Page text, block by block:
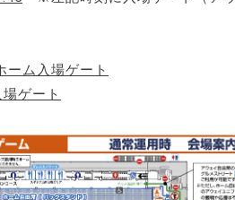
ーム入場ゲート
ゲート